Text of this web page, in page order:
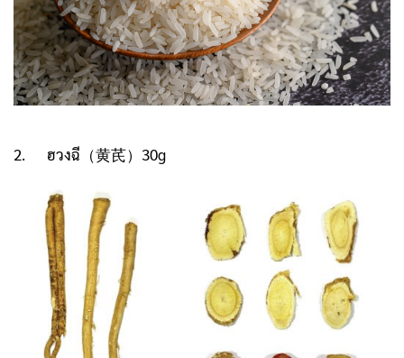
2. ฮวงฉี （黄芪）30g